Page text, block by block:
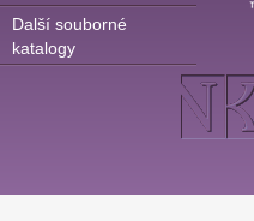
Další souborné
katalogy